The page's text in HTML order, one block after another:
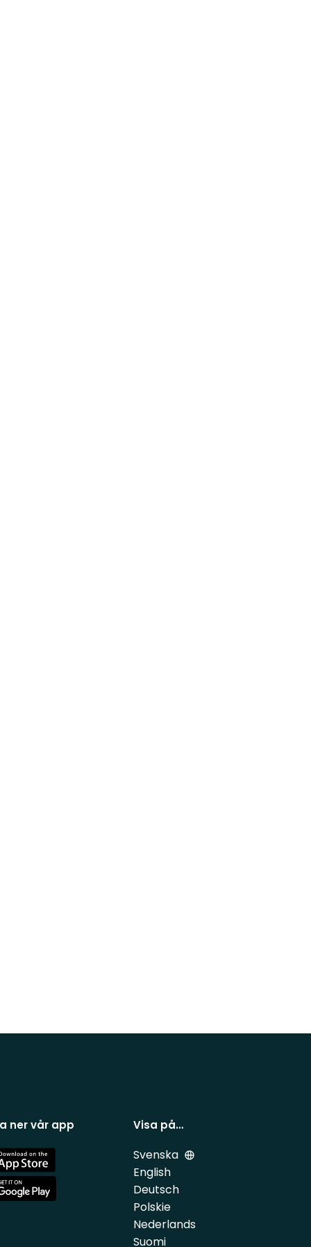
ner vår app Visa på…
Svenska
English
Deutsch
Polskie
Nederlands
Suomi